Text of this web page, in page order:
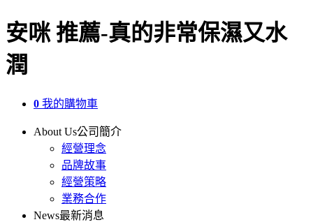
安咪 推薦-真的非常保濕又水
潤
0 我的購物車
About Us公司簡介
經營理念
品牌故事
經營策略
業務合作
News最新消息